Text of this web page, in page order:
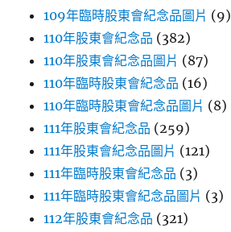
109年臨時股東會紀念品圖片 (9)
110年股東會紀念品 (382)
110年股東會紀念品圖片 (87)
110年臨時股東會紀念品 (16)
110年臨時股東會紀念品圖片 (8)
111年股東會紀念品 (259)
111年股東會紀念品圖片 (121)
111年臨時股東會紀念品 (3)
111年臨時股東會紀念品圖片 (3)
112年股東會紀念品 (321)